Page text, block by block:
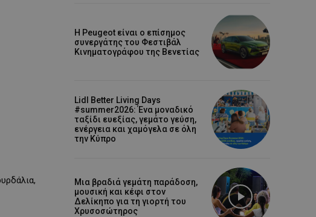
Η Peugeot είναι ο επίσημος
συνεργάτης του Φεστιβάλ
Κινηματογράφου της Βενετίας
Lidl Better Living Days
#summer2026: Ένα μοναδικό
ταξίδι ευεξίας, γεμάτο γεύση,
ενέργεια και χαμόγελα σε όλη
την Κύπρο
Μια βραδιά γεμάτη παράδοση,
μουσική και κέφι στον
Δελίκηπο για τη γιορτή του
Χρυσοσώτηρος